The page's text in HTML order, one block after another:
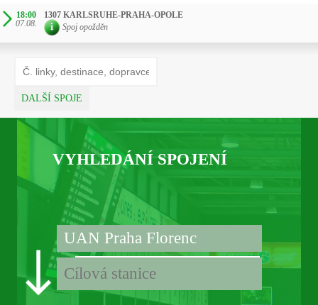
18:00
07.08.
1307 KARLSRUHE-PRAHA-OPOLE
Spoj opožděn
DALŠÍ SPOJE
VYHLEDÁNÍ SPOJENÍ